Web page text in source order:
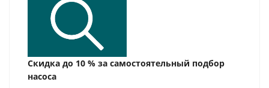
Скидка до 10 % за самостоятельный подбор
насоса